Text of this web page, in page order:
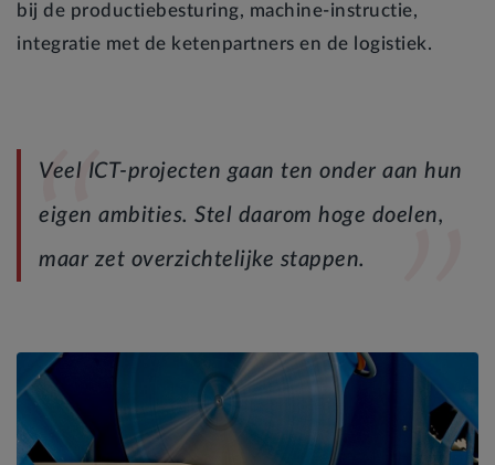
bij de productiebesturing, machine-instructie,
integratie met de ketenpartners en de logistiek.
Veel ICT-projecten gaan ten onder aan hun
eigen ambities. Stel daarom hoge doelen,
maar zet overzichtelijke stappen.